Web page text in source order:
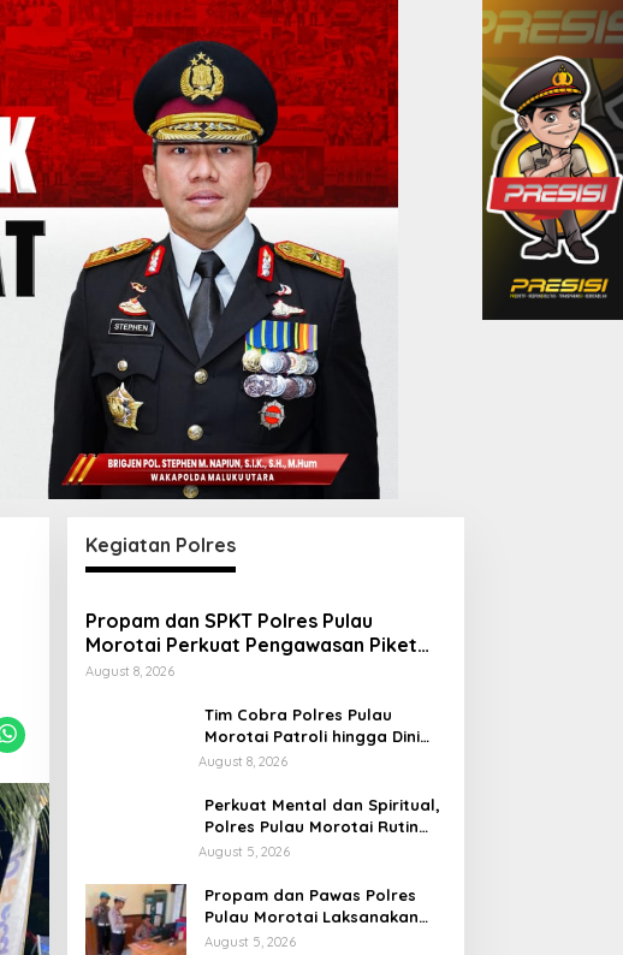
Kegiatan Polres
Propam dan SPKT Polres Pulau
Morotai Perkuat Pengawasan Piket
dan Pelayanan Masyarakat Selama
August 8, 2026
Tim Cobra Polres Pulau
Morotai Patroli hingga Dini
Hari, Cegah Miras dan
August 8, 2026
Perkuat Mental dan Spiritual,
Polres Pulau Morotai Rutin
Gelar Binrohtal untuk Bentuk
August 5, 2026
Propam dan Pawas Polres
Pulau Morotai Laksanakan
Pengecekan Pelayanan,
August 5, 2026